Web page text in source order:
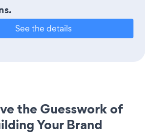
See the details
the Guesswork of
Your Brand